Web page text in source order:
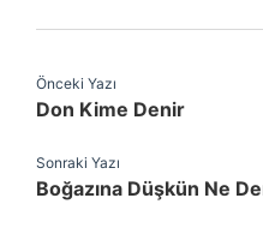
Önceki Yazı
Don Kime Denir
Sonraki Yazı
Boğazına Düşkün Ne